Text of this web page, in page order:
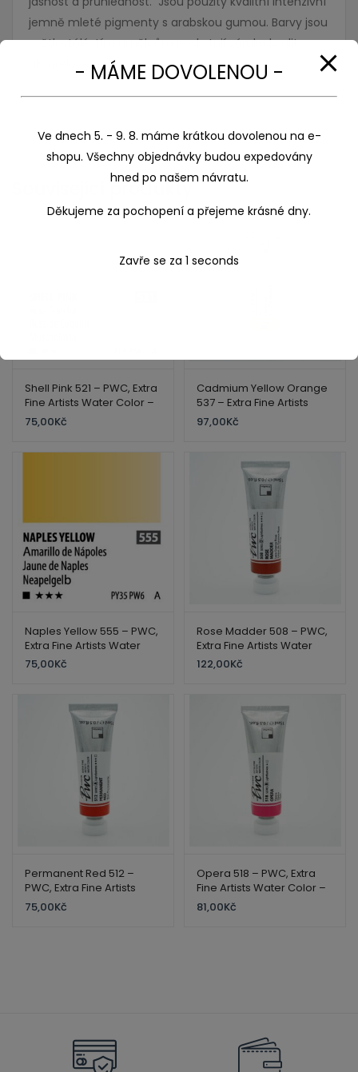
jemně mleté pigmenty s arabskou gumou. Barvy jsou
světlostálé, tím umělcům poskytují záruku kvality
akvarelové malby.
Související produkty
Shell Pink 521 – PWC, Extra
Fine Artists Water Color –
ShinHan
75,00Kč
Cadmium Yellow Orange
537 – Extra Fine Artists
Water Color – ShinHan
97,00Kč
Naples Yellow 555 – PWC,
Extra Fine Artists Water
Color – ShinHan
75,00Kč
Rose Madder 508 – PWC,
Extra Fine Artists Water
Color – ShinHan
122,00Kč
Permanent Red 512 –
PWC, Extra Fine Artists
Water Color – ShinHan
75,00Kč
Opera 518 – PWC, Extra
Fine Artists Water Color –
ShinHan
81,00Kč
- MÁME DOVOLENOU -
Ve dnech 5. - 9. 8. máme krátkou dovolenou na e-
shopu. Všechny objednávky budou expedovány
hned po našem návratu.
Děkujeme za pochopení a přejeme krásné dny.
Zavře se za 1 seconds